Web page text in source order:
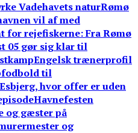
Vadehavets naturRømø
vil af med
for rejefiskerne: Fra Rømø
05 gør sig klar til
Engelsk trænerprofil
til
hvor offer er uden
Havnefesten
og gæster på
og